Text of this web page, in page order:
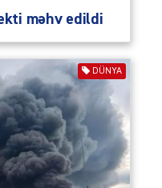
məhv edildi
DÜNYA